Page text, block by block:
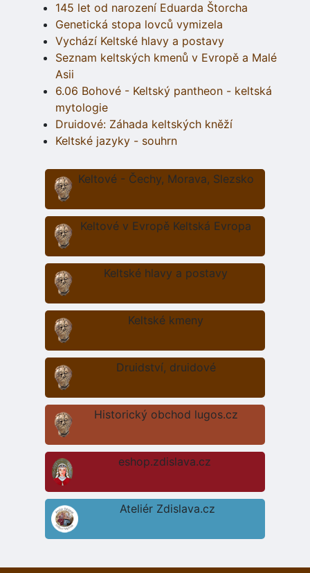
145 let od narození Eduarda Štorcha
Genetická stopa lovců vymizela
Vychází Keltské hlavy a postavy
Seznam keltských kmenů v Evropě a Malé
Asii
6.06 Bohové - Keltský pantheon - keltská
mytologie
Druidové: Záhada keltských kněží
Keltské jazyky - souhrn
Keltové - Čechy, Morava, Slezsko
Keltové v Evropě Keltská Evropa
Keltské hlavy a postavy
Keltské kmeny
Druidství, druidové
Historický obchod lugos.cz
eshop.zdislava.cz
Ateliér Zdislava.cz